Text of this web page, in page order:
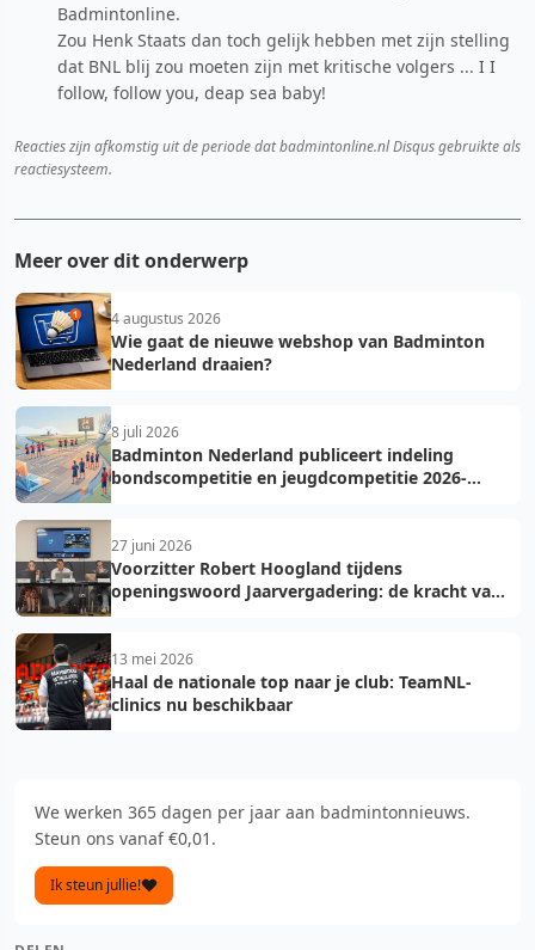
Badmintonline.
Zou Henk Staats dan toch gelijk hebben met zijn stelling
dat BNL blij zou moeten zijn met kritische volgers ... I I
follow, follow you, deap sea baby!
Reacties zijn afkomstig uit de periode dat badmintonline.nl Disqus gebruikte als
reactiesysteem.
Meer over dit onderwerp
4 augustus 2026
Wie gaat de nieuwe webshop van Badminton
Nederland draaien?
8 juli 2026
Badminton Nederland publiceert indeling
bondscompetitie en jeugdcompetitie 2026-
27 juni 2026
Voorzitter Robert Hoogland tijdens
openingswoord Jaarvergadering: de kracht van
13 mei 2026
Haal de nationale top naar je club: TeamNL-
clinics nu beschikbaar
We werken 365 dagen per jaar aan badmintonnieuws.
Steun ons vanaf €0,01.
Ik steun jullie!